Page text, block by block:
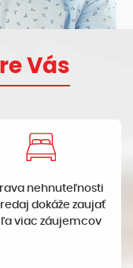
Vás
nehnuteľnosti
dokáže zaujať
viac záujemcov